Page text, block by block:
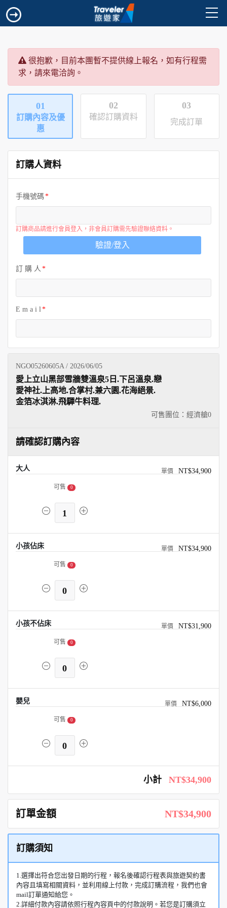
很抱歉，目前本團暫不提供線上報名，如有行程需
求，請來電洽詢。
01
訂購內容及優
惠
02
確認訂購資料
03
完成訂單
訂購人資料
手機號碼
訂購商品請進行會員登入，非會員訂購需先驗證聯絡資料。
驗證/登入
訂 購 人
E m a i l
NGO05260605A / 2026/06/05
可售團位：經濟艙0
愛上立山黑部雪牆雙溫泉5日.下呂溫泉.戀
愛神社.上高地.合掌村.兼六園.花海絕景.
金箔冰淇淋.飛驒牛料理.
請確認訂購內容
大人 NT$34,900
可售 0
1
小孩佔床 NT$34,900
可售 0
0
小孩不佔床 NT$31,900
可售 0
0
嬰兒 NT$6,000
可售 0
0
小計 NT$34,900
訂單金額 NT$34,900
訂購須知
1.選擇出符合您出發日期的行程，報名後確認行程表與旅遊契約書
內容且填寫相關資料，並利用線上付款，完成訂購流程，我們也會
mail訂單通知給您。
2.詳細付款內容請依照行程內容頁中的付款說明。若您是訂購須立